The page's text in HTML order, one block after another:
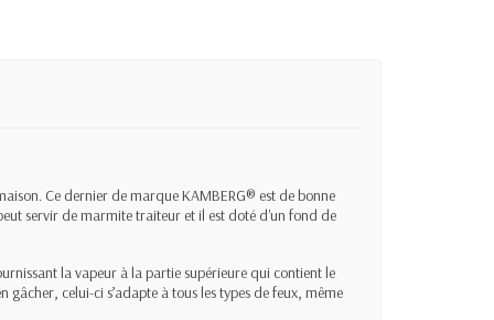
Ce dernier de marqueKAMBERG® est de bonne
servir de marmite traiteur et il est doté d'un fond de
la vapeur à la partie supérieure qui contient le
celui-ci s’adapte à tous les types de feux, même